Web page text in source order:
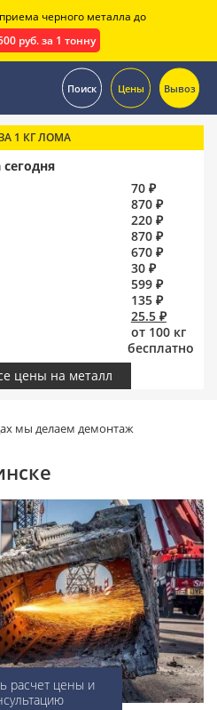
Поиск Цены Вывоз
1 КГ ЛОМА
70 ₽
870 ₽
220 ₽
870 ₽
670 ₽
30 ₽
599 ₽
135 ₽
25.5 ₽
от 100 кг
бесплатно
цены на металл
мы делаем демонтаж
расчет цены и
черного металла до
руб. за 1 тонну
.